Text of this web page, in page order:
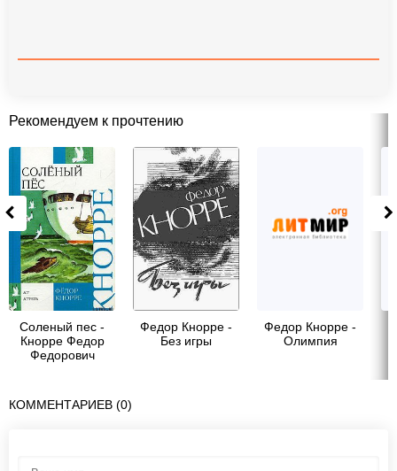
Рекомендуем к прочтению
Соленый пес -
Кнорре Федор
Федорович
Федор Кнорре -
Без игры
Федор Кнорре -
Олимпия
КОММЕНТАРИЕВ (0)